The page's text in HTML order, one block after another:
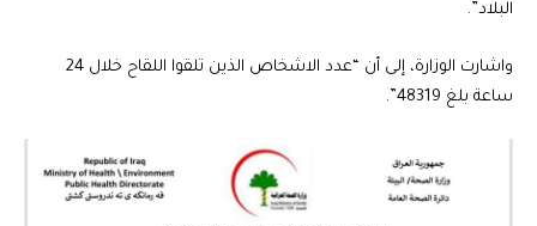
البلاد”.
واشارت الوزارة، إلى أن “عدد الاشخاص الذين تلقوا اللقاح خلال 24
ساعة بلغ 48319”.